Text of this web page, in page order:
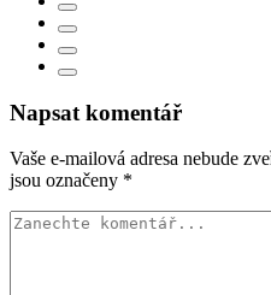
Napsat komentář
Vaše e-mailová adresa nebude
jsou označeny *